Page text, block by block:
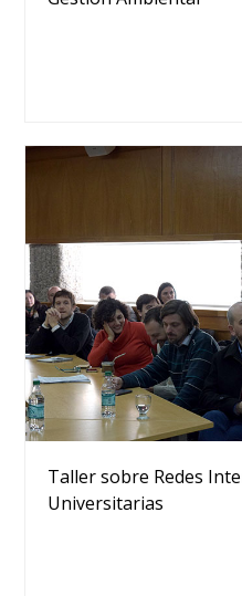
Taller sobre Redes
Universitarias